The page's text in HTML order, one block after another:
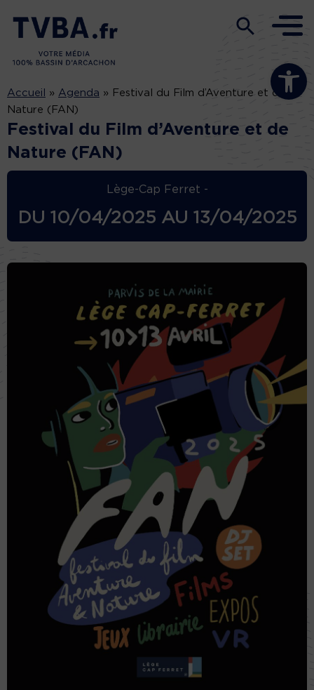
Ouvrir la
Accueil » Agenda » Festival du Film d’Aventure et de
Nature (FAN)
Festival du Film d’Aventure et de
Nature (FAN)
Lège-Cap Ferret -
DU 10/04/2025AU 13/04/2025